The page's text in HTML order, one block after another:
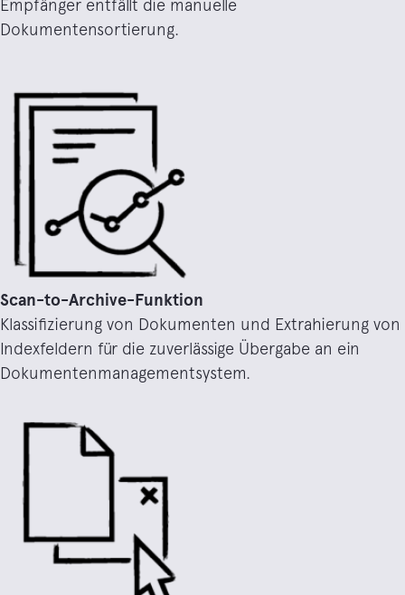
Empfänger entfällt die manuelle
Dokumentensortierung.
Scan-to-Archive-Funktion
Klassifizierung von Dokumenten und Extrahierung von
Indexfeldern für die zuverlässige Übergabe an ein
Dokumentenmanagementsystem.